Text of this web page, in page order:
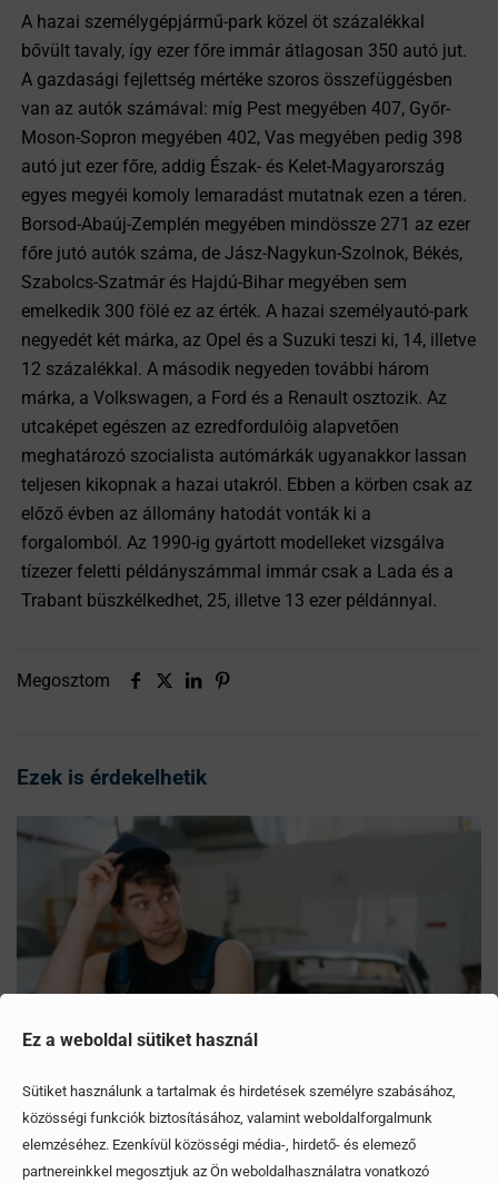
Ez a weboldal sütiket használ
Sütiket használunk a tartalmak és hirdetések személyre szabásához,
közösségi funkciók biztosításához, valamint weboldalforgalmunk
elemzéséhez. Ezenkívül közösségi média-, hirdető- és elemező
partnereinkkel megosztjuk az Ön weboldalhasználatra vonatkozó
A hazai személygépjármű-park közel öt százalékkal
bővült tavaly, így ezer főre immár átlagosan 350 autó jut.
A gazdasági fejlettség mértéke szoros összefüggésben
van az autók számával: míg Pest megyében 407, Győr-
Moson-Sopron megyében 402, Vas megyében pedig 398
autó jut ezer főre, addig Észak- és Kelet-Magyarország
egyes megyéi komoly lemaradást mutatnak ezen a téren.
Borsod-Abaúj-Zemplén megyében mindössze 271 az ezer
főre jutó autók száma, de Jász-Nagykun-Szolnok, Békés,
Szabolcs-Szatmár és Hajdú-Bihar megyében sem
emelkedik 300 fölé ez az érték. A hazai személyautó-park
negyedét két márka, az Opel és a Suzuki teszi ki, 14, illetve
12 százalékkal. A második negyeden további három
márka, a Volkswagen, a Ford és a Renault osztozik. Az
utcaképet egészen az ezredfordulóig alapvetően
meghatározó szocialista autómárkák ugyanakkor lassan
teljesen kikopnak a hazai utakról. Ebben a körben csak az
előző évben az állomány hatodát vonták ki a
forgalomból. Az 1990-ig gyártott modelleket vizsgálva
tízezer feletti példányszámmal immár csak a Lada és a
Trabant büszkélkedhet, 25, illetve 13 ezer példánnyal.
Megosztom
Ezek is érdekelhetik
Mítoszok, amiktől mi is csak fogjuk a fejünket